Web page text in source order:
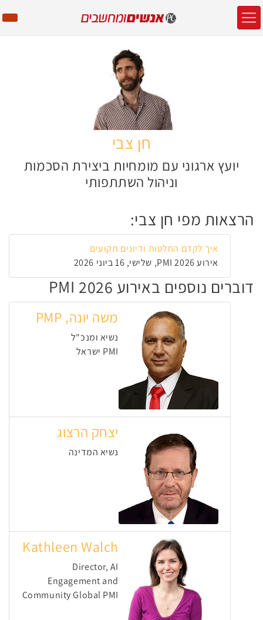
חן צבי
יועץ ארגוני עם מומחיות ביצירת הסכמות
וניהול השתתפותי
הרצאות מפי חן צבי:
איך לקדם החלטות ודיונים תקועים
אירוע PMI 2026, שלישי, 16 ביוני 2026
דוברים נוספים באירוע PMI 2026
משה יונה, PMP
נשיא ומנכ"ל
PMI ישראל
יצחק הרצוג
נשיא המדינה
Kathleen Walch
Director, AI
Engagement and
Community Global PMI